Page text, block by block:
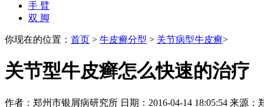
手 臂
双 脚
你现在的位置： 首页 > 牛皮癣分型 > 关节病型牛皮癣>
关节型牛皮癣怎么快速的治疗
作者：郑州市银屑病研究所 日期：2016-04-14 18:05:54 来源：